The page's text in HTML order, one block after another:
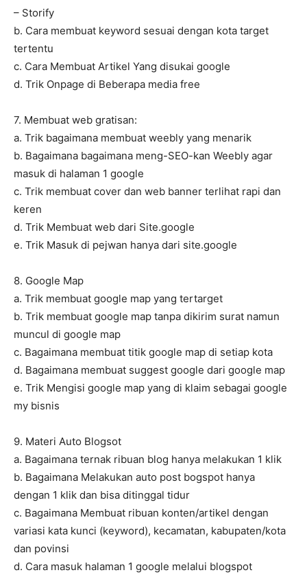
– Storify
b. Cara membuat keyword sesuai dengan kota target
tertentu
c. Cara Membuat Artikel Yang disukai google
d. Trik Onpage di Beberapa media free
7. Membuat web gratisan:
a. Trik bagaimana membuat weebly yang menarik
b. Bagaimana bagaimana meng-SEO-kan Weebly agar
masuk di halaman 1 google
c. Trik membuat cover dan web banner terlihat rapi dan
keren
d. Trik Membuat web dari Site.google
e. Trik Masuk di pejwan hanya dari site.google
8. Google Map
a. Trik membuat google map yang tertarget
b. Trik membuat google map tanpa dikirim surat namun
muncul di google map
c. Bagaimana membuat titik google map di setiap kota
d. Bagaimana membuat suggest google dari google map
e. Trik Mengisi google map yang di klaim sebagai google
my bisnis
9. Materi Auto Blogsot
a. Bagaimana ternak ribuan blog hanya melakukan 1 klik
b. Bagaimana Melakukan auto post bogspot hanya
dengan 1 klik dan bisa ditinggal tidur
c. Bagaimana Membuat ribuan konten/artikel dengan
variasi kata kunci (keyword), kecamatan, kabupaten/kota
dan povinsi
d. Cara masuk halaman 1 google melalui blogspot